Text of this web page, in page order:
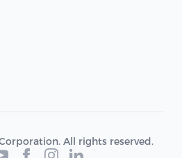
All rights reserved.